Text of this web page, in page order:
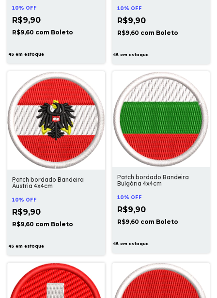
10% OFF
R$9,90
R$9,60 com Boleto
45em estoque
10% OFF
R$9,90
R$9,60 com Boleto
45 em estoque
Patch bordado Bandeira
Áustria 4x4cm
10% OFF
R$9,90
R$9,60 com Boleto
45em estoque
Patch bordado Bandeira
Bulgária 4x4cm
10% OFF
R$9,90
R$9,60 com Boleto
45 em estoque